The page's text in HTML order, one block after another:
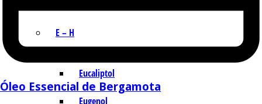
E – H
Eucaliptol
Eugenol
Óleo Essencial de Bergamota